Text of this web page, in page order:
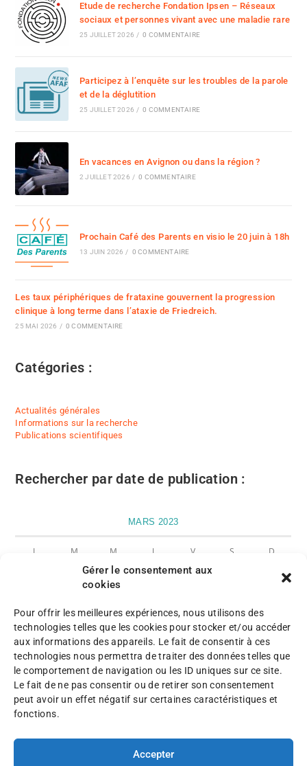
Gérer le consentement aux
cookies
Pour offrir les meilleures expériences, nous utilisons des
technologies telles que les cookies pour stocker et/ou accéder
aux informations des appareils. Le fait de consentir à ces
technologies nous permettra de traiter des données telles que
le comportement de navigation ou les ID uniques sur ce site.
Le fait de ne pas consentir ou de retirer son consentement
peut avoir un effet négatif sur certaines caractéristiques et
fonctions.
Accepter
Etude de recherche Fondation Ipsen – Réseaux
sociaux et personnes vivant avec une maladie rare
25 JUILLET 2026 / 0 COMMENTAIRE
Participez à l’enquête sur les troubles de la parole
et de la déglutition
25 JUILLET 2026 / 0 COMMENTAIRE
En vacances en Avignon ou dans la région ?
2 JUILLET 2026 / 0 COMMENTAIRE
Prochain Café des Parents en visio le 20 juin à 18h
13 JUIN 2026 / 0 COMMENTAIRE
Les taux périphériques de frataxine gouvernent la progression
clinique à long terme dans l’ataxie de Friedreich.
25 MAI 2026 / 0 COMMENTAIRE
Catégories :
Actualités générales
Informations sur la recherche
Publications scientifiques
Rechercher par date de publication :
MARS 2023
L M M J V S D
1
13 14 15 16 17 18 19
20 21 22 23 24 25 26
27 28 29 30 31
« Déc Avr »